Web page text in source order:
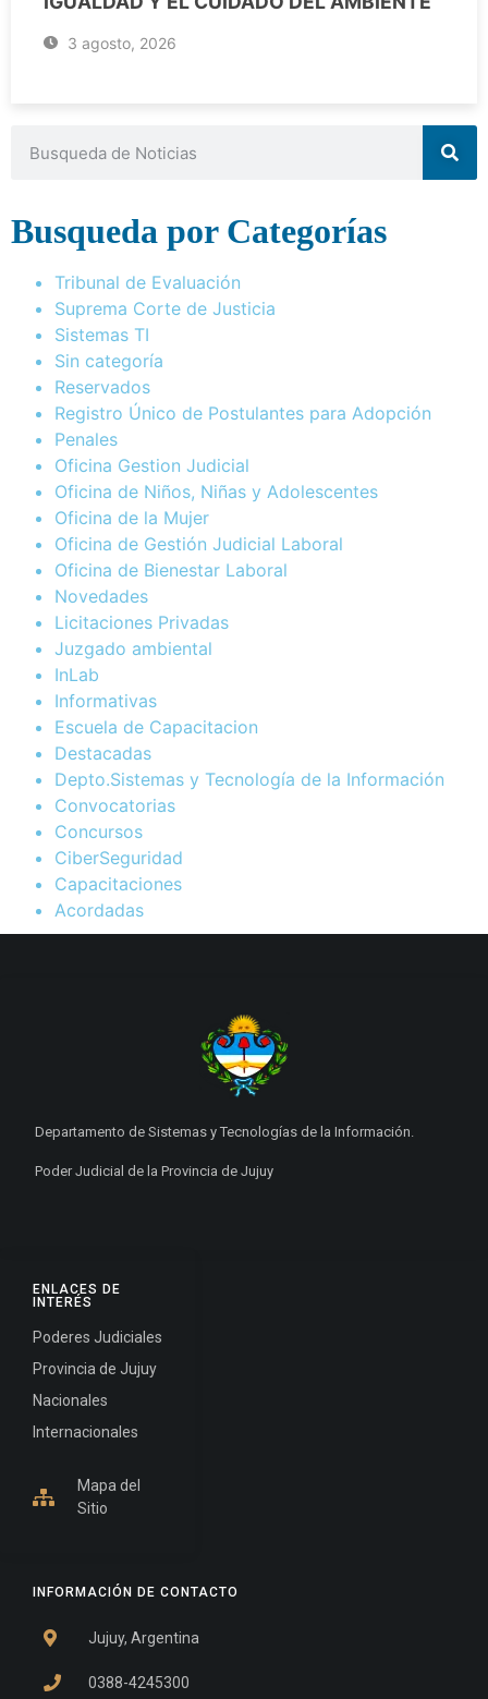
3 agosto, 2026
Busqueda por Categorías
Tribunal de Evaluación
Suprema Corte de Justicia
Sistemas TI
Sin categoría
Reservados
Registro Único de Postulantes para Adopción
Penales
Oficina Gestion Judicial
Oficina de Niños, Niñas y Adolescentes
Oficina de la Mujer
Oficina de Gestión Judicial Laboral
Oficina de Bienestar Laboral
Novedades
Licitaciones Privadas
Juzgado ambiental
InLab
Informativas
Escuela de Capacitacion
Destacadas
Depto.Sistemas y Tecnología de la Información
Convocatorias
Concursos
CiberSeguridad
Capacitaciones
Acordadas
INFORMACIÓN DE CONTACTO
Jujuy, Argentina
0388-4245300
ENLACES DE
INTERÉS
Poderes Judiciales
Provincia de Jujuy
Nacionales
Internacionales
Mapa del
Sitio
Departamento de Sistemas y Tecnologías de la Información.
Poder Judicial de la Provincia de Jujuy